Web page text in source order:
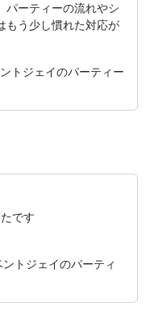
パーティーの流れやシ
もう少し慣れた対応が
トジェイのパーティー
です
トジェイのパーティ